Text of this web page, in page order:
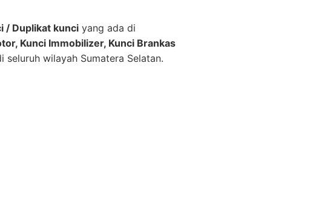
/ Duplikat kunci yang ada di
Kunci Immobilizer, Kunci Brankas
wilayah Sumatera Selatan.